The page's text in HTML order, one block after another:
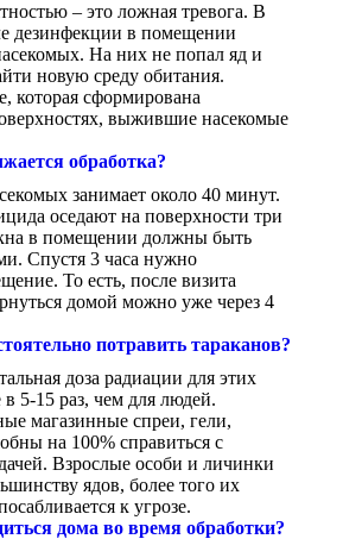
– это ложная тревога. В
дезинфекции в помещении
На них не попал яд и
новую среду обитания.
которая сформирована
выжившие насекомые
обработка?
занимает около 40 минут.
оседают на поверхности три
в помещении должны быть
Спустя 3 часа нужно
То есть, после визита
домой можно уже через 4
потравить тараканов?
доза радиации для этих
5-15 раз, чем для людей.
магазинные спреи, гели,
на 100% справиться с
Взрослые особи и личинки
ядов, более того их
к угрозе.
дома во время обработки?